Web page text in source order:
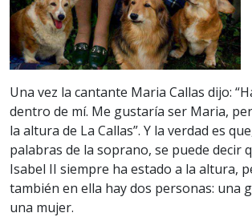
Una vez la cantante Maria Callas dijo:
dentro de mí. Me gustaría ser Maria,
la altura de La Callas”. Y la verdad es
palabras de la soprano, se puede decir
Isabel II siempre ha estado a la altura,
también en ella hay dos personas: una
una mujer.